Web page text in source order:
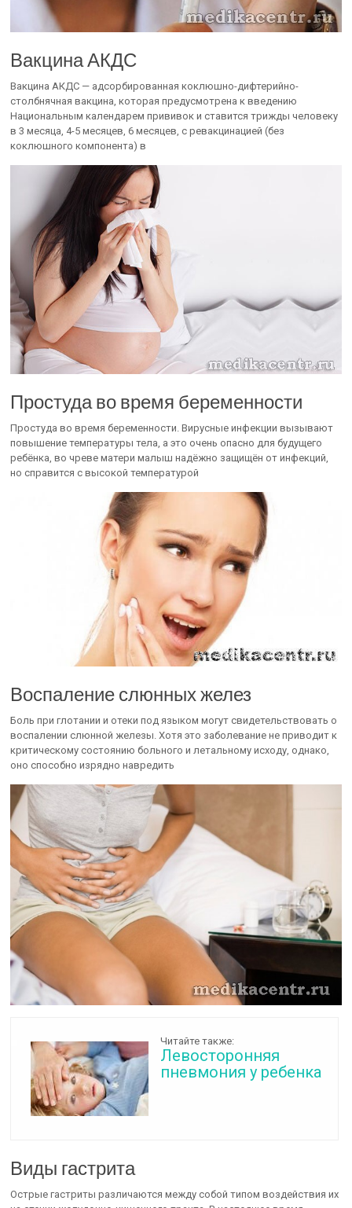
Вакцина АКДС
Вакцина АКДС — адсорбированная коклюшно-дифтерийно-
столбнячная вакцина, которая предусмотрена к введению
Национальным календарем прививок и ставится трижды человеку
в 3 месяца, 4-5 месяцев, 6 месяцев, с ревакцинацией (без
коклюшного компонента) в
Простуда во время беременности
Простуда во время беременности. Вирусные инфекции вызывают
повышение температуры тела, а это очень опасно для будущего
ребёнка, во чреве матери малыш надёжно защищён от инфекций,
но справится с высокой температурой
Воспаление слюнных желез
Боль при глотании и отеки под языком могут свидетельствовать о
воспалении слюнной железы. Хотя это заболевание не приводит к
критическому состоянию больного и летальному исходу, однако,
оно способно изрядно навредить
Читайте также:
Левосторонняя
пневмония у ребенка
Виды гастрита
Острые гастриты различаются между собой типом воздействия их